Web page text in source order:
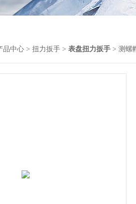
品中心 > 扭力扳手 > 表盘扭力扳手 > 测螺